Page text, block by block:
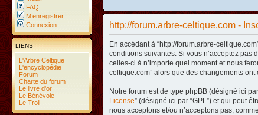
FAQ
M’enregistrer
Connexion
LIENS
L'Arbre Celtique
L'encyclopédie
Forum
Charte du forum
Le livre d'or
Le Bénévole
Le Troll
http://forum.arbre-celtique.com -
En accédant à “http://forum.arbre-
conditions suivantes. Si vous n’acceptez pas
celles-ci à n’importe quel moment et nous
celtique.com” alors que des changements
Notre forum est de type phpBB (désigné ici
License” (désigné ici par “GPL”) et qui peut
nous acceptons et/ou n’acceptons pas,